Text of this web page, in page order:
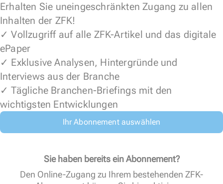
Erhalten Sie uneingeschränkten Zugang zu allen
Inhalten der ZFK!
✓ Vollzugriff auf alle ZFK-Artikel und das digitale
ePaper
✓ Exklusive Analysen, Hintergründe und
Interviews aus der Branche
✓ Tägliche Branchen-Briefings mit den
wichtigsten Entwicklungen
Ihr Abonnement auswählen
Sie haben bereits ein Abonnement?
Den Online-Zugang zu Ihrem bestehenden ZFK-